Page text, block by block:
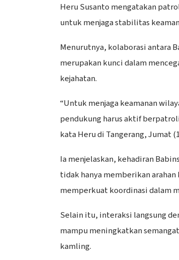
Heru Susanto mengatakan
untuk menjaga stabilitas
Menurutnya, kolaborasi antara
merupakan kunci dalam
kejahatan.
“Untuk menjaga keamanan
pendukung harus aktif
kata Heru di Tangerang, Jumat
Ia menjelaskan, kehadiran
tidak hanya memberikan
memperkuat koordinasi dalam
Selain itu, interaksi langsung
mampu meningkatkan
kamling.